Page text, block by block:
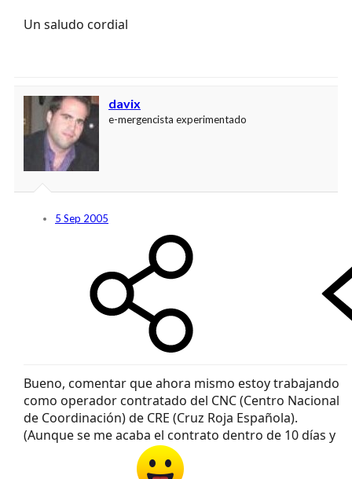
Un saludo cordial
davix
e-mergencista experimentado
5 Sep 2005
Bueno, comentar que ahora mismo estoy trabajando
como operador contratado del CNC (Centro Nacional
de Coordinación) de CRE (Cruz Roja Española).
(Aunque se me acaba el contrato dentro de 10 días y